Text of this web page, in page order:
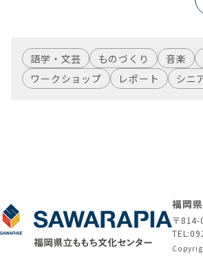
語学・文芸 ものづくり 音楽
ワークショップ
レポート シニ
福岡
〒814-
TEL: